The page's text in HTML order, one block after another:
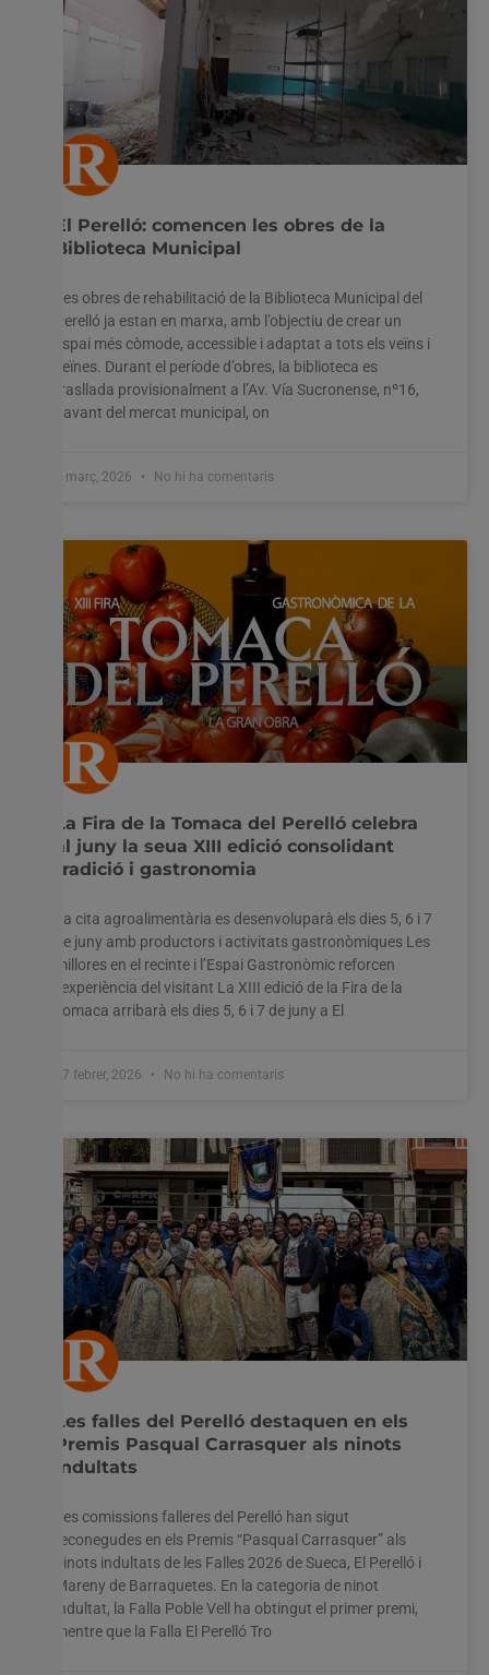
El Perelló: comencen les obres de la
Biblioteca Municipal
Les obres de rehabilitació de la Biblioteca Municipal del
Perelló ja estan en marxa, amb l’objectiu de crear un
espai més còmode, accessible i adaptat a tots els veïns i
veïnes. Durant el període d’obres, la biblioteca es
trasllada provisionalment a l’Av. Vía Sucronense, nº16,
davant del mercat municipal, on
5 març, 2026 No hi ha comentaris
La Fira de la Tomaca del Perelló celebra
al juny la seua XIII edició consolidant
tradició i gastronomia
La cita agroalimentària es desenvoluparà els dies 5, 6 i 7
de juny amb productors i activitats gastronòmiques Les
millores en el recinte i l’Espai Gastronòmic reforcen
l’experiència del visitant La XIII edició de la Fira de la
Tomaca arribarà els dies 5, 6 i 7 de juny a El
27 febrer, 2026 No hi ha comentaris
Les falles del Perelló destaquen en els
Premis Pasqual Carrasquer als ninots
indultats
Les comissions falleres del Perelló han sigut
reconegudes en els Premis “Pasqual Carrasquer” als
ninots indultats de les Falles 2026 de Sueca, El Perelló i
Mareny de Barraquetes. En la categoria de ninot
indultat, la Falla Poble Vell ha obtingut el primer premi,
mentre que la Falla El Perelló Tro
l'experiència més rellevant recordant les vostres preferències
i visites repetides. En fer clic a "Acceptar-ho tot", accepteu
l'ús de TOTES les cookies. Tanmateix, podeu visitar
"Configuració de les galetes" per proporcionar un
consentiment controlat.
Configuració cookies Accepta tot